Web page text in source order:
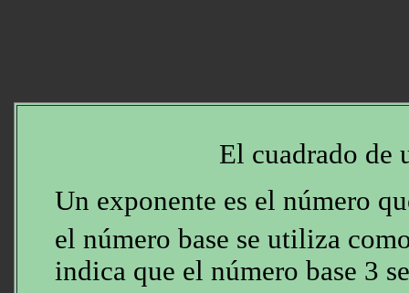
El cuadrado de
Un exponente es el número
el número base se utiliza
indica que el número base 3